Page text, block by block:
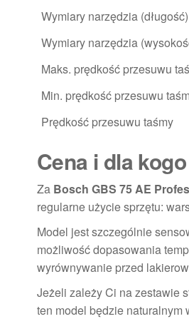
Wymiary narzędzia (długość)
Wymiary narzędzia
Maks. prędkość przesuwu
Min. prędkość przesuwu
Prędkość przesuwu taśmy
Cena i dla
Za Bosch GBS 75 AE
regularne użycie sprzętu:
Model jest szczególnie
możliwość dopasowania
wyrównywanie przed
Jeżeli zależy Ci na zestawie
ten model będzie naturalnym